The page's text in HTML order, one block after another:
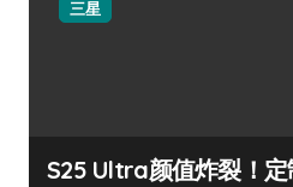
三星
S25 Ultra颜值炸裂！定